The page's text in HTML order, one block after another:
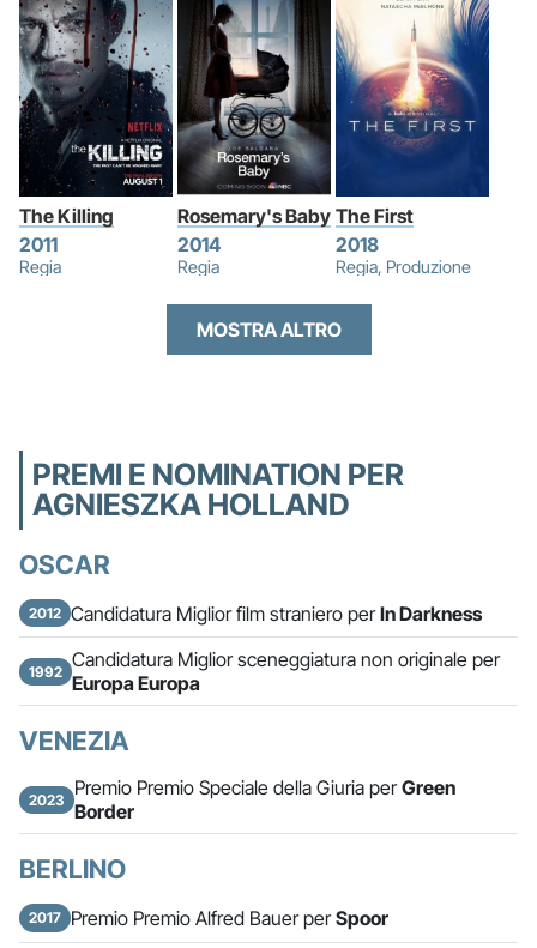
The Killing
2011
Regia
Rosemary's Baby
2014
Regia
The First
2018
Regia, Produzione
MOSTRA ALTRO
PREMI E NOMINATION PER
AGNIESZKA HOLLAND
OSCAR
2012 Candidatura Miglior film straniero perIn Darkness
1992 Candidatura Miglior sceneggiatura non originale per
Europa Europa
VENEZIA
2023 Premio Premio Speciale della Giuria perGreen
Border
BERLINO
2017 Premio Premio Alfred Bauer perSpoor